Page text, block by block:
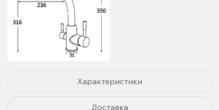
Характеристики
Доставка